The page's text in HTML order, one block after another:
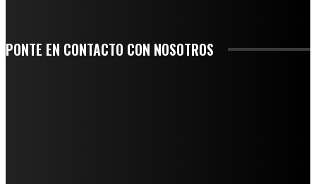
PONTE EN CONTACTO CON NOSOTROS